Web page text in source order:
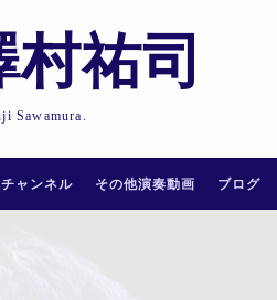
村祐司
Sawamura.
ャンネル その他演奏動画 ブログ